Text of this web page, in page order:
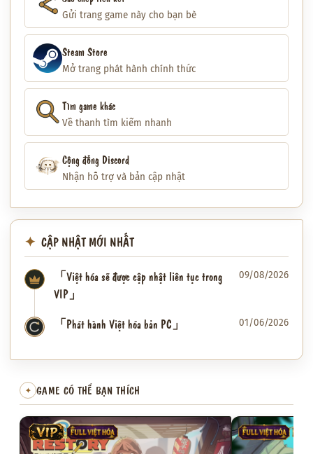
Gửi trang game này cho bạn bè
Steam Store
Mở trang phát hành chính thức
Tìm game khác
Về thanh tìm kiếm nhanh
Cộng đồng Discord
Nhận hỗ trợ và bản cập nhật
CẬP NHẬT MỚI NHẤT
「Việt hóa sẽ được cập nhật liên tục trong
VIP」
09/08/2026
✦ 「Phát hành Việt hóa bản PC」 01/06/2026
✦ GAME CÓ THỂ BẠN THÍCH
VIP FULL VIỆT HÓA FULL VIỆT HÓAVIP